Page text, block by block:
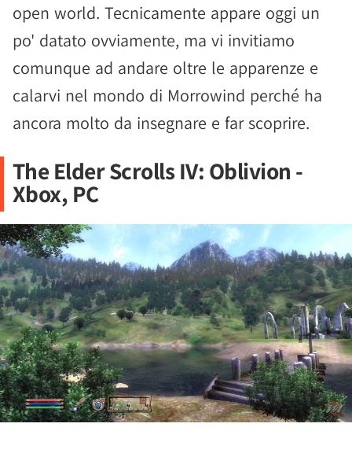
open world. Tecnicamente appare oggi un
po' datato ovviamente, ma vi invitiamo
comunque ad andare oltre le apparenze e
calarvi nel mondo di Morrowind perché ha
ancora molto da insegnare e far scoprire.
The Elder Scrolls IV: Oblivion -
Xbox, PC